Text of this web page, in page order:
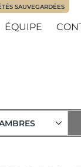
ÉQUIPE
SAUVEGARDÉES